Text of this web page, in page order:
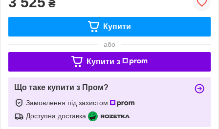
₴
Купити
або
Купити з
Що таке купити з Пром?
Замовлення під захистом
Доступна доставка